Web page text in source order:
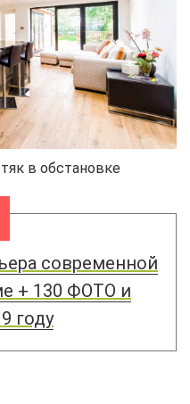
в обстановке
современной
+ 130 ФОТО и
году